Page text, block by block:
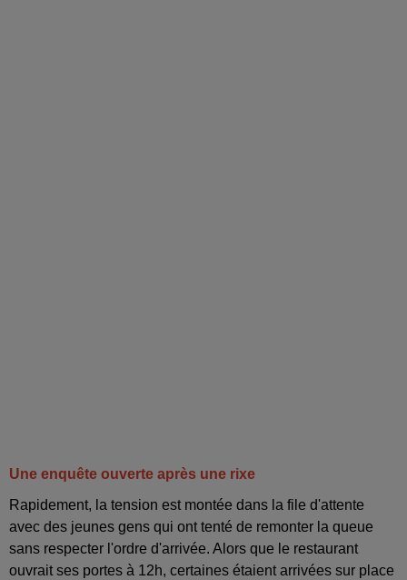
Une enquête ouverte après une rixe
Rapidement, la tension est montée dans la file d'attente
avec des jeunes gens qui ont tenté de remonter la queue
sans respecter l'ordre d'arrivée. Alors que le restaurant
ouvrait ses portes à 12h, certaines étaient arrivées sur place